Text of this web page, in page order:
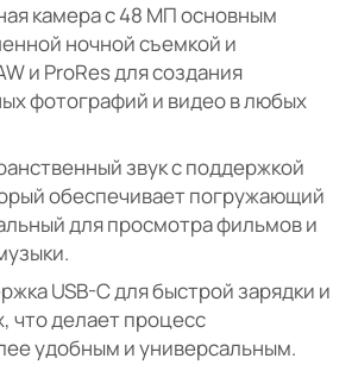
камера с 48 МП основным
ночной съемкой и
и ProRes для создания
фотографий и видео в любых
звук с поддержкой
обеспечивает погружающий
для просмотра фильмов и
USB-C для быстрой зарядки и
что делает процесс
удобным и универсальным.